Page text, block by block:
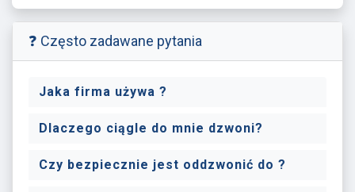
❓ Często zadawane pytania
Jaka firma używa ?
Dlaczego ciągle do mnie dzwoni?
Czy bezpiecznie jest oddzwonić do ?